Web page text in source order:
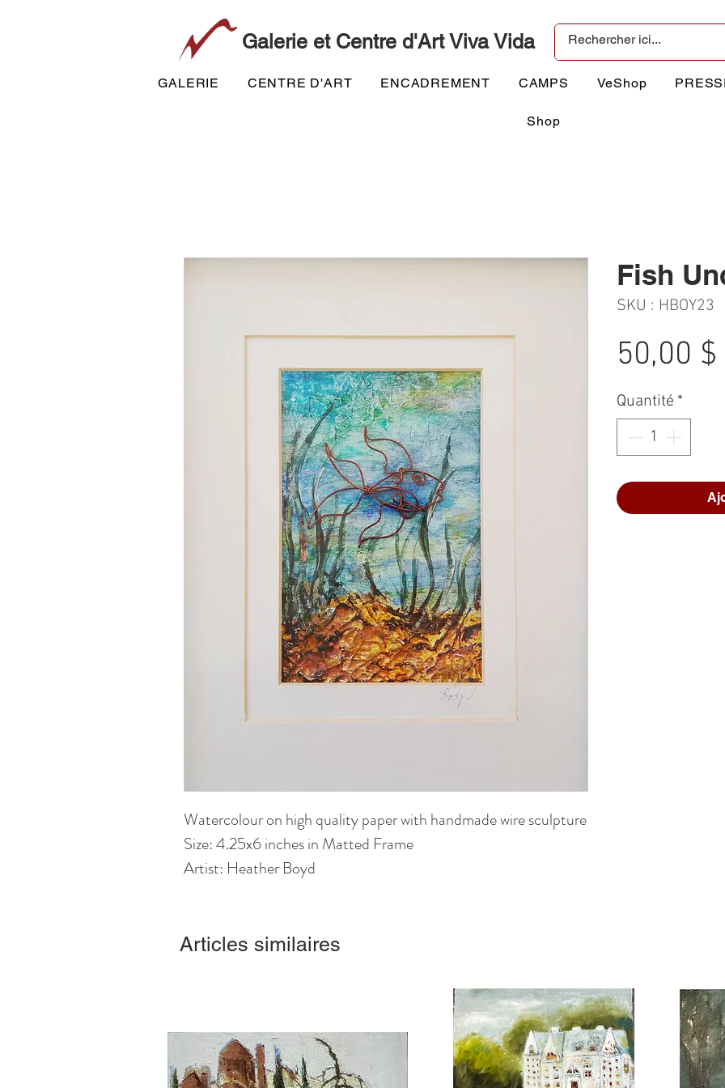
Galerie et Centre d'Art Viva Vida
GALERIE CENTRE D'ART ENCADREMENT CAMPS VeShop
Shop
Watercolour on high quality paper with handmade wire sculpture
Size: 4.25x6 inches in Matted Frame
Artist: Heather Boyd
Fish
SKU : HBOY23
50,00 $
Quantité *
Articles similaires